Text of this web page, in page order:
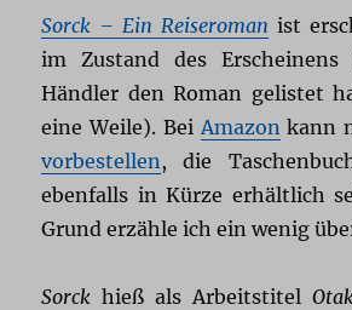
Sorck – Ein Reiseroman ist
im Zustand des
Händler den Roman gelistet
eine Weile). Bei Amazon kann
vorbestellen , die
ebenfalls in Kürze erhältlich
Grund erzähle ich ein wenig
Sorck hieß als Arbeitstitel